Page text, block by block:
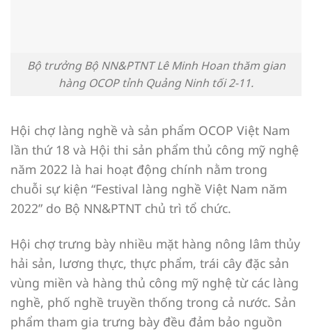
Bộ trưởng Bộ NN&PTNT Lê Minh Hoan thăm gian
hàng OCOP tỉnh Quảng Ninh tối 2-11.
Hội chợ làng nghề và sản phẩm OCOP Việt Nam
lần thứ 18 và Hội thi sản phẩm thủ công mỹ nghệ
năm 2022 là hai hoạt động chính nằm trong
chuỗi sự kiện “Festival làng nghề Việt Nam năm
2022” do Bộ NN&PTNT chủ trì tổ chức.
Hội chợ trưng bày nhiều mặt hàng nông lâm thủy
hải sản, lương thực, thực phẩm, trái cây đặc sản
vùng miền và hàng thủ công mỹ nghệ từ các làng
nghề, phố nghề truyền thống trong cả nước. Sản
phẩm tham gia trưng bày đều đảm bảo nguồn